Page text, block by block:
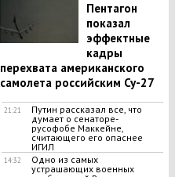
Пентагон
показал
эффектные
кадры
перехвата американского
самолета российским Су-27
21:21
Путин рассказал все, что
думает о сенаторе-
русофобе Маккейне,
считающего его опаснее
ИГИЛ
14:32
Одно из самых
устрашающих военных